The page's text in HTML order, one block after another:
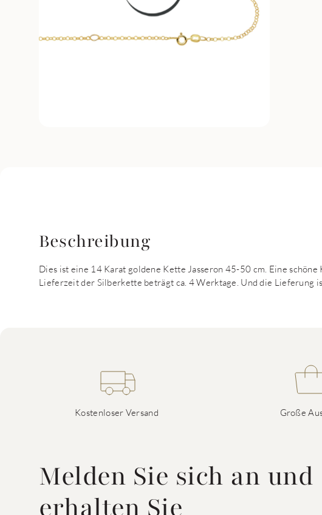
Beschreibung
Dies ist eine 14 Karat goldene Kette Jasseron 45-50 cm. Eine
Lieferzeit der Silberkette beträgt ca. 4 Werktage. Und die Lieferung
Kostenloser Versand Große
Melden Sie sich an und
erhalten Sie